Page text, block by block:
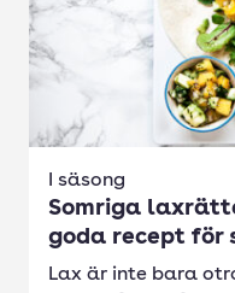
I säsong
Somriga
goda recept för
Lax är inte bara